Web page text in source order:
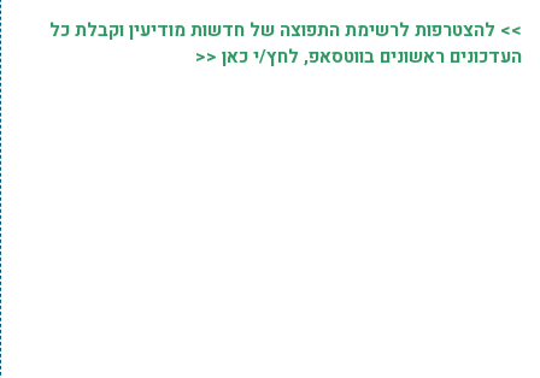
>> להצטרפות לרשימת התפוצה של חדשות מודיעין וקבלת כל
העדכונים ראשונים בווטסאפ, לחץ/י כאן <<